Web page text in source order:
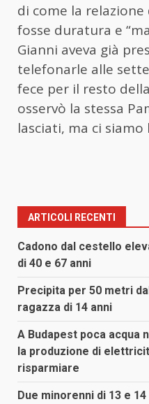
di come la relazione
fosse duratura e
Gianni aveva già
telefonarle alle
fece per il resto
osservò la stessa
lasciati, ma ci siamo
ARTICOLI RECENTI
Cadono dal cestello
di 40 e 67 anni
Precipita per 50 metri
ragazza di 14 anni
A Budapest poca acqua
la produzione di
risparmiare
Due minorenni di 13 e